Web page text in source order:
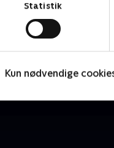
Statistik
Kun nødvendige